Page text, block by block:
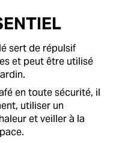
sert de répulsif
et peut être utilisé
en toute sécurité, il
utiliser un
et veiller à la